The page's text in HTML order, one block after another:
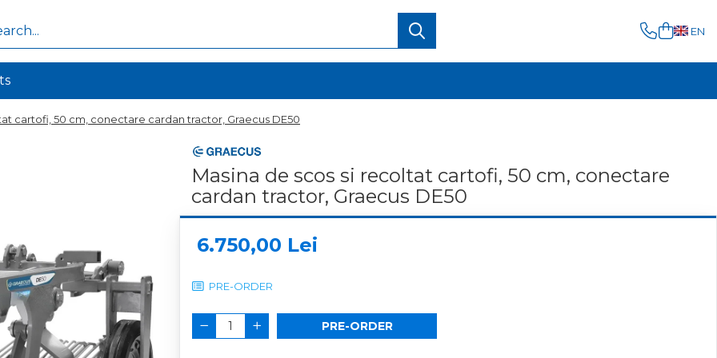
EN
cartofi, 50 cm, conectare cardan tractor, Graecus DE50
Masina de scos si recoltat cartofi, 50 cm, conectare
cardan tractor, Graecus DE50
6.750,00 Lei
PRE-ORDER
PRE-ORDER